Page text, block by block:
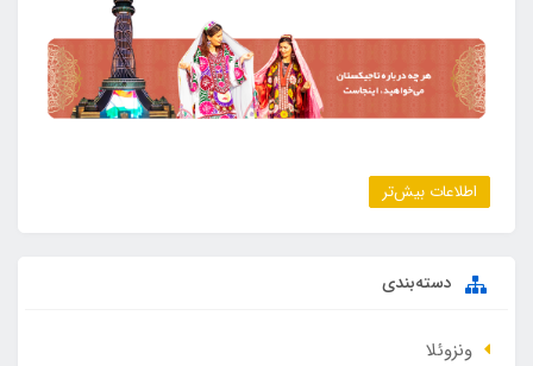
اطلاعات بیش‌تر
دسته‌بندی
ونزوئلا